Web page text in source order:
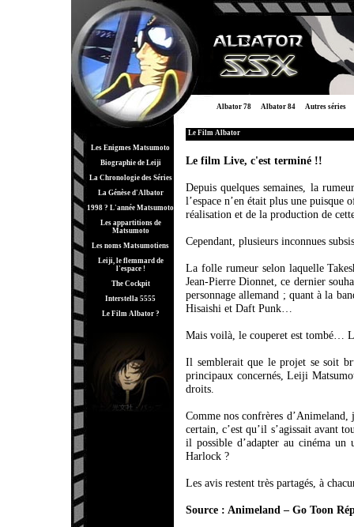
Albator 78 Albator 84 Autres séries
Les Enigmes Matsumoto
Biographie de Leiji
La Chronologie des Séries
La Génèse d'Albator
1998 ? L'année Matsumoto
Les appartitions de
Matsumoto
Les noms Matsumotiens
Leiji, le flemmard de
l'espace !
The Cockpit
Interstella 5555
Le Film Albator ?
Le Film Albator
Le film Live, c'est terminé !!
Depuis quelques semaines, la
l’espace n’en était plus une
réalisation et de la production de
Cependant, plusieurs inconnues
La folle rumeur selon laquelle
Jean-Pierre Dionnet, ce dernier
personnage allemand ; quant à la
Hisaishi et Daft Punk…
Mais voilà, le couperet est tombé…
Il semblerait que le projet se soit
principaux concernés, Leiji
droits.
Comme nos confrères
certain, c’est qu’il s’agissait avant
il possible d’adapter au cinéma un
Harlock ?
Les avis restent très partagés, à
Source : Animeland – Go Toon